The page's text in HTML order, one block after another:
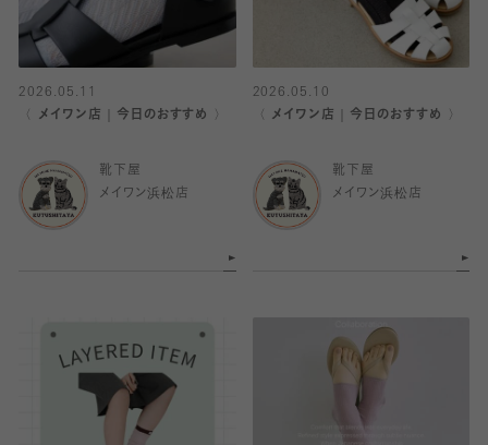
2026.05.11
〈 メイワン店｜今日のおすすめ 〉
靴下屋
メイワン浜松店
2026.05.10
〈 メイワン店｜今日のおすすめ 〉
靴下屋
メイワン浜松店